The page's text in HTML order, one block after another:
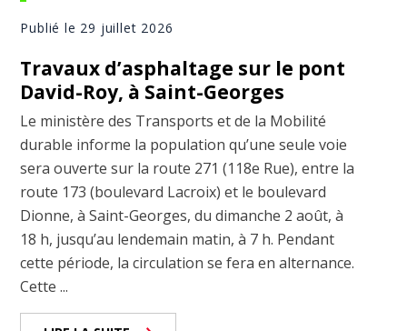
Publié le 29 juillet 2026
Travaux d’asphaltage sur le pont
David-Roy, à Saint-Georges
Le ministère des Transports et de la Mobilité
durable informe la population qu’une seule voie
sera ouverte sur la route 271 (118e Rue), entre la
route 173 (boulevard Lacroix) et le boulevard
Dionne, à Saint-Georges, du dimanche 2 août, à
18 h, jusqu’au lendemain matin, à 7 h. Pendant
cette période, la circulation se fera en alternance.
Cette ...